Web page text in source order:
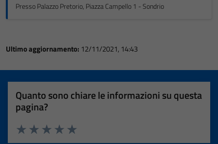
Presso Palazzo Pretorio, Piazza Campello 1 - Sondrio
Ultimo aggiornamento: 12/11/2021, 14:43
Quanto sono chiare le informazioni su questa
pagina?
Valuta 5 stelle su 5
Valuta 4 stelle su 5
Valuta 3 stelle su 5
Valuta 2 stelle su 5
Valuta 1 stelle su 5